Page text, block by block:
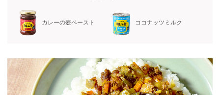
カレーの壺ペースト ココナッツミルク